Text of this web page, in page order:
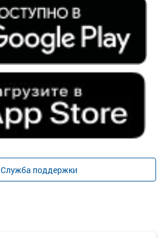
Служба поддержки